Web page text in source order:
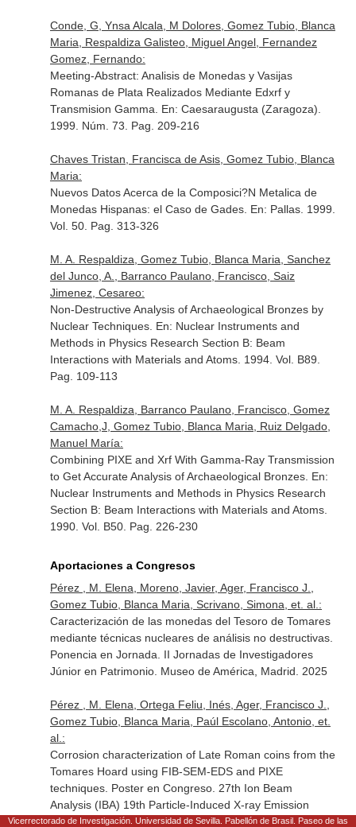
Conde, G, Ynsa Alcala, M Dolores, Gomez Tubio, Blanca
Maria, Respaldiza Galisteo, Miguel Angel, Fernandez
Gomez, Fernando:
Meeting-Abstract: Analisis de Monedas y Vasijas
Romanas de Plata Realizados Mediante Edxrf y
Transmision Gamma. En: Caesaraugusta (Zaragoza)
1999. Núm. 73. Pag. 209-216
Chaves Tristan, Francisca de Asis, Gomez Tubio, Blanca
Maria:
Nuevos Datos Acerca de la Composici?N Metalica de
Monedas Hispanas: el Caso de Gades. En: Pallas. 1999.
Vol. 50. Pag. 313-326
M. A. Respaldiza, Gomez Tubio, Blanca Maria, Sanchez
del Junco, A., Barranco Paulano, Francisco, Saiz
Jimenez, Cesareo:
Non-Destructive Analysis of Archaeological Bronzes by
Nuclear Techniques. En: Nuclear Instruments and
Methods in Physics Research Section B: Beam
Interactions with Materials and Atoms. 1994. Vol. B89.
Pag. 109-113
M. A. Respaldiza, Barranco Paulano, Francisco, Gomez
Camacho,J, Gomez Tubio, Blanca Maria, Ruiz Delgado,
Manuel María:
Combining PIXE and Xrf With Gamma-Ray Transmission
to Get Accurate Analysis of Archaeological Bronzes. En:
Nuclear Instruments and Methods in Physics Research
Section B: Beam Interactions with Materials and Atoms.
1990. Vol. B50. Pag. 226-230
Aportaciones a Congresos
Pérez , M. Elena, Moreno, Javier, Ager, Francisco J.,
Gomez Tubio, Blanca Maria, Scrivano, Simona, et. al.:
Caracterización de las monedas del Tesoro de Tomares
mediante técnicas nucleares de análisis no destructivas.
Ponencia en Jornada. II Jornadas de Investigadores
Júnior en Patrimonio. Museo de América, Madrid. 2025
Pérez , M. Elena, Ortega Feliu, Inés, Ager, Francisco J.,
Gomez Tubio, Blanca Maria, Paúl Escolano, Antonio, et.
al.:
Corrosion characterization of Late Roman coins from the
Tomares Hoard using FIB-SEM-EDS and PIXE
techniques. Poster en Congreso. 27th Ion Beam
Analysis (IBA) 19th Particle-Induced X-ray Emission
(PIXE). - Montreal, Canadá. 2025
Vicerrectorado de Investigación. Universidad de Sevilla. Pabellón de Brasil. Paseo de las